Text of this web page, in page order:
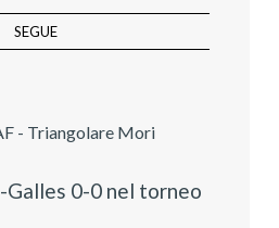
SEGUE
- Triangolare Mori
0-0 nel torneo